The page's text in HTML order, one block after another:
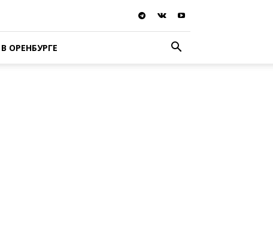
В ОРЕНБУРГЕ